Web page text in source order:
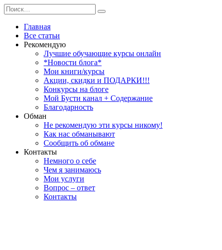
Перейти
к
содержанию
Search
for:
Главная
Все статьи
Рекомендую
Лучшие обучающие курсы онлайн
*Новости блога*
Мои книги/курсы
Акции, скидки и ПОДАРКИ!!!
Конкурсы на блоге
Мой Бусти канал + Содержание
Благодарность
Обман
Не рекомендую эти курсы никому!
Как нас обманывают
Сообщить об обмане
Контакты
Немного о себе
Чем я занимаюсь
Мои услуги
Вопрос – ответ
Контакты